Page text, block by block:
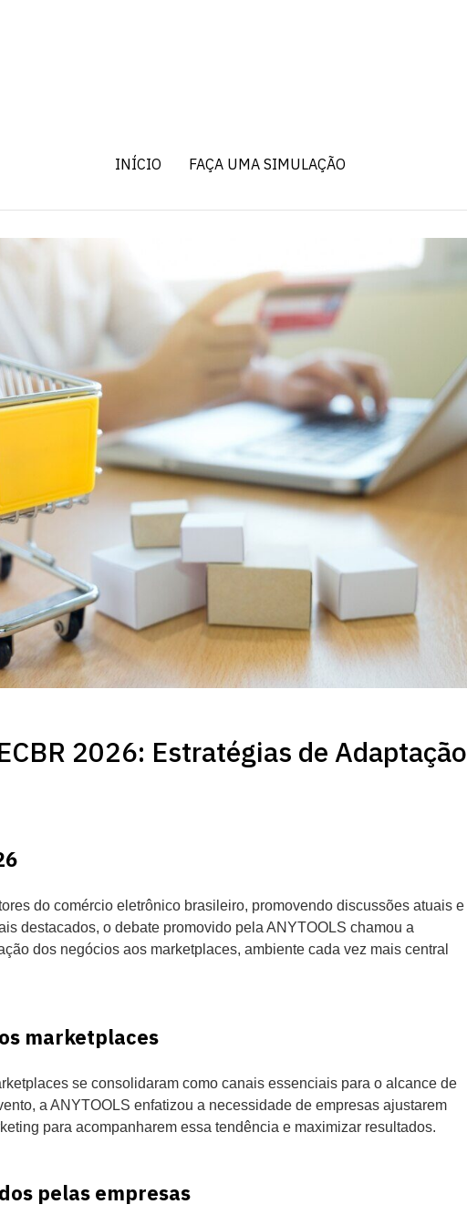
INÍCIO FAÇA UMA SIMULAÇÃO
2026: Estratégias de Adaptação
do comércio eletrônico brasileiro, promovendo discussões atuais e
destacados, o debate promovido pela ANYTOOLS chamou a
dos negócios aos marketplaces, ambiente cada vez mais central
marketplaces
se consolidaram como canais essenciais para o alcance de
a ANYTOOLS enfatizou a necessidade de empresas ajustarem
para acompanharem essa tendência e maximizar resultados.
pelas empresas